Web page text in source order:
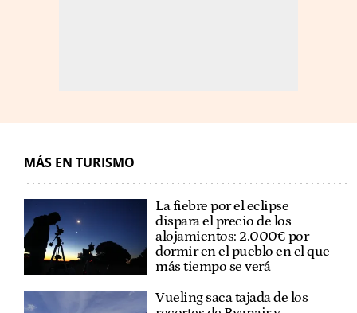
MÁS EN TURISMO
La fiebre por el eclipse
dispara el precio de los
alojamientos: 2.000€ por
dormir en el pueblo en el que
más tiempo se verá
Vueling saca tajada de los